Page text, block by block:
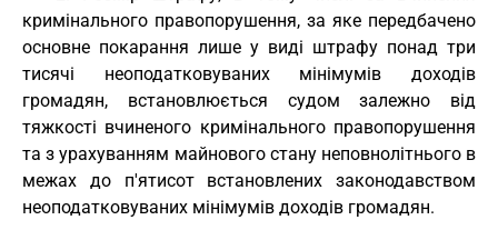
кримінального правопорушення, за яке передбачено
основне покарання лише у виді штрафу понад три
тисячі неоподатковуваних мінімумів доходів
громадян, встановлюється судом залежно від
тяжкості вчиненого кримінального правопорушення
та з урахуванням майнового стану неповнолітнього в
межах до п'ятисот встановлених законодавством
неоподатковуваних мінімумів доходів громадян.